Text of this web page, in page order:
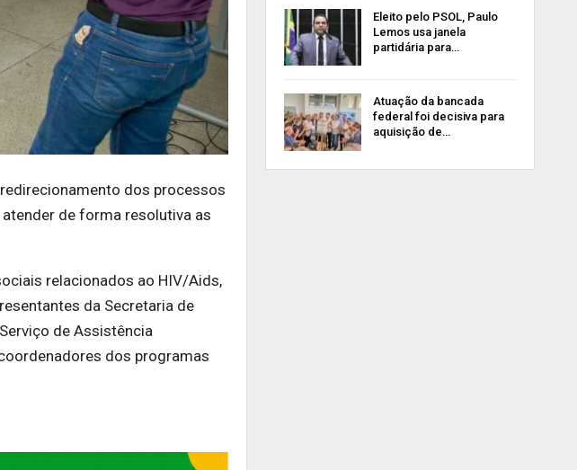
dos processos
de forma resolutiva as
relacionados ao HIV/Aids,
da Secretaria de
de Assistência
dos programas
Eleito pelo PSOL, Paulo
Lemos usa janela
partidária para…
Atuação da bancada
federal foi decisiva para
aquisição de…